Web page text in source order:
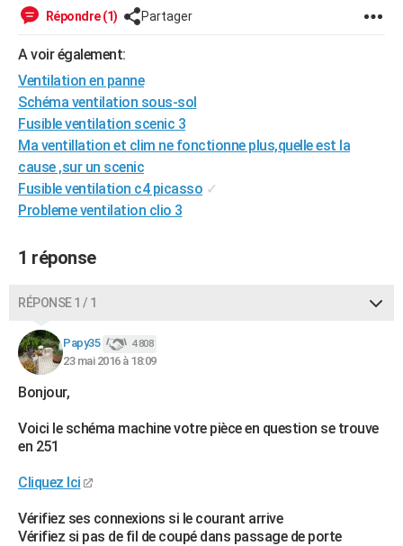
Forum
Aménagement intérieur
Extérieur
Cuisine
Salle de bains
Jardinage
Rangement
WEEK-END
Guides de France
Escapades
Patrimoine
Expositions
Musées
Week-end nature
+LIFESTYLE
Art de vivre
Bien-être
Loisirs
Mode
Modes de vie
SANTE
Alimentation
Guide de la santé
Maladies
Médicaments
Sommeil
VOYAGE
Destinations
City break
Voyage nature
Voyage de noces
Forum
Climat
+PHOTO
GUIDES D'ACHAT
BONS PLANS
Dictionnaire
Biographies
Citations
Expressions
Proverbes
PROGRAMME TV
COPAINS D'AVANT
S'inscrire
Se connecter
Lycées
Collèges
Primaires
Universités
Entreprises
Service militaire
Avis de recherche
AVIS DE DÉCÈS
Répondre (1) Partager
A voir également:
Ventilation en panne
Schéma ventilation sous-sol
Fusible ventilation scenic 3
Ma ventillation et clim ne fonctionne plus,quelle est la
cause ,sur un scenic
Fusible ventilation c4 picasso ✓
Probleme ventilation clio 3
1 réponse
RÉPONSE 1 / 1
Papy35 4 808
23 mai 2016 à 18:09
Bonjour,
Voici le schéma machine votre pièce en question se trouve
en 251
Cliquez Ici
Vérifiez ses connexions si le courant arrive
Vérifiez si pas de fil de coupé dans passage de porte